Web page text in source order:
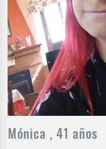
Mónica , 41 años